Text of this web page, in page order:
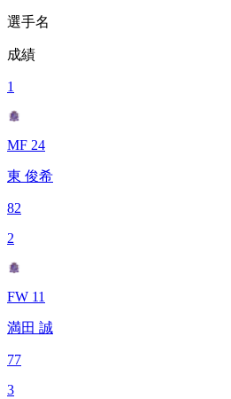
選手名
成績
1
MF 24
東 俊希
82
2
FW 11
満田 誠
77
3